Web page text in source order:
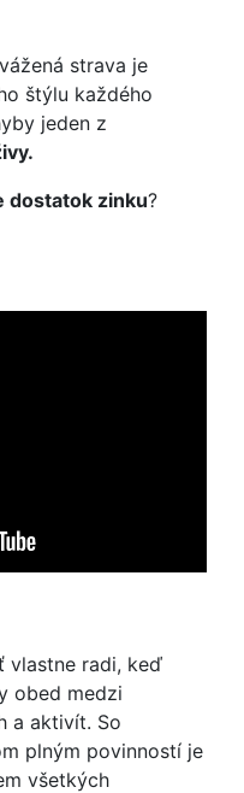
strava je
štýlu každého
jeden z
dostatok zinku?
vlastne radi, keď
obed medzi
a aktivít. So
plným povinností je
všetkých